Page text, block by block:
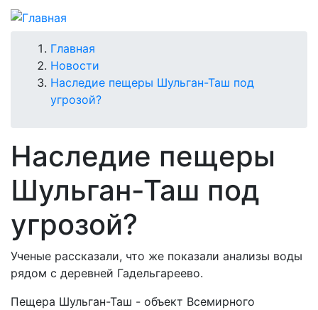
Строка
навигации
Главная
Новости
Наследие пещеры Шульган-Таш под
угрозой?
Наследие пещеры
Шульган-Таш под
угрозой?
Ученые рассказали, что же показали анализы воды
рядом с деревней Гадельгареево.
Пещера Шульган-Таш - объект Всемирного